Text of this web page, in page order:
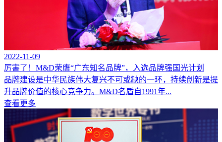
2022-11-09
厉害了！M&D荣膺“广东知名品牌”，入选品牌强国光计划
品牌建设是中华民族伟大复兴不可或缺的一环，持续创新是提
升品牌价值的核心竞争力。M&D名盾自1991年...
查看更多